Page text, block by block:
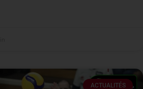
ACTUALITÉS